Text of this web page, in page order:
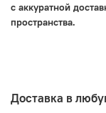
с аккуратной
пространства.
Доставка в